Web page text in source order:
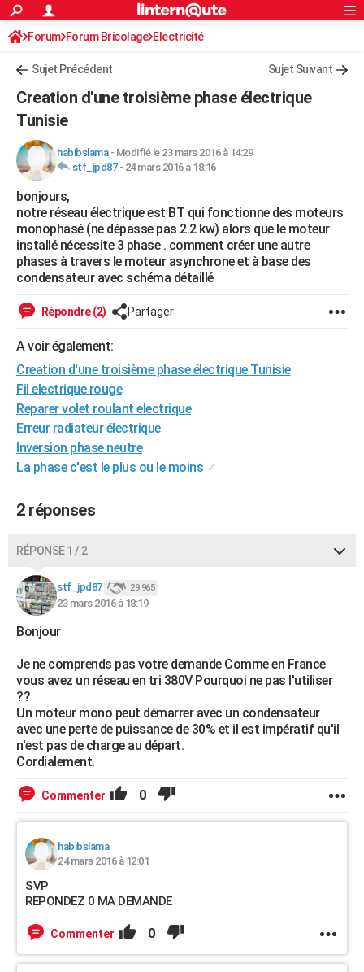
ACTUALITÉS
Politique
Société
Faits Divers
Education
Monde
Villes
+
Programme TV
TNTStreaming
Cinéma
Sorties cinéma
Musique
+FINANCE
Retraite
Impôts
Epargne
Immobilier
Risques naturels par ville
Banque
Assurance
Crédit
AUTO
Essais
Réserver un essai
Citadines
Berlines
SUV
Forum auto
HIGH-TECH
Mobiles
Meilleur smartphone
Internet
Ordinateurs
Jeux vidéo
Guide high-tech
+BRICOLAGE
Forum
Aménagement intérieur
Extérieur
Cuisine
Salle de bains
Jardinage
Rangement
WEEK-END
Guides de France
Escapades
Patrimoine
Expositions
Musées
Week-end nature
+LIFESTYLE
Art de vivre
Bien-être
Loisirs
Mode
Modes de vie
SANTE
Alimentation
Guide de la santé
Maladies
Médicaments
Sommeil
VOYAGE
PHOTO
GUIDES D'ACHAT
BONS PLANS
Carte de Noël
Carte Bonne année
Carte Saint-Valentin
Carte Pâques
Carte d'anniversaire
DICTIONNAIRE
Dictionnaire
Biographies
Citations
Expressions
Proverbes
PROGRAMME TV
COPAINS D'AVANT
S'inscrire
Se connecter
Lycées
Collèges
Primaires
Universités
Entreprises
Service militaire
Avis de recherche
AVIS DE DÉCÈS
Bricolage
Lifestyle
Culture
Sport
Auto
Television
Voyage
Cinema
S'inscrire
Connexion
Forum Forum Bricolage Electricité
Sujet Précédent Sujet Suivant
Creation d'une troisième phase électrique
Tunisie
habibslama- Modifié le 23 mars 2016 à 14:29
stf_jpd87- 24 mars 2016 à 18:16
bonjours,
notre réseau électrique est BT qui fonctionne des moteurs
monophasé (ne dépasse pas 2.2 kw) alors que le moteur
installé nécessite 3 phase . comment créer une autre
phases à travers le moteur asynchrone et à base des
condensateur avec schéma détaillé
Répondre (2) Partager
A voir également:
Creation d'une troisième phase électrique Tunisie
Fil electrique rouge
Reparer volet roulant electrique
Erreur radiateur électrique
Inversion phase neutre
La phase c'est le plus ou le moins ✓
2 réponses
RÉPONSE 1 / 2
stf_jpd87 29 965
23 mars 2016 à 18:19
Bonjour
Je ne comprends pas votre demande Comme en France
vous avez un réseau en tri 380V Pourquoi ne pas l'utiliser
??
Un moteur mono peut démarrer avec un condensateur
avec une perte de puissance de 30% et il est impératif qu'il
n'est pas de charge au départ.
Cordialement.
Commenter 0
habibslama
24 mars 2016 à 12:01
SVP
REPONDEZ 0 MA DEMANDE
Commenter 0